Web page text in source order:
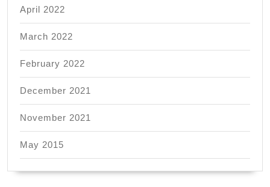
April 2022
March 2022
February 2022
December 2021
November 2021
May 2015